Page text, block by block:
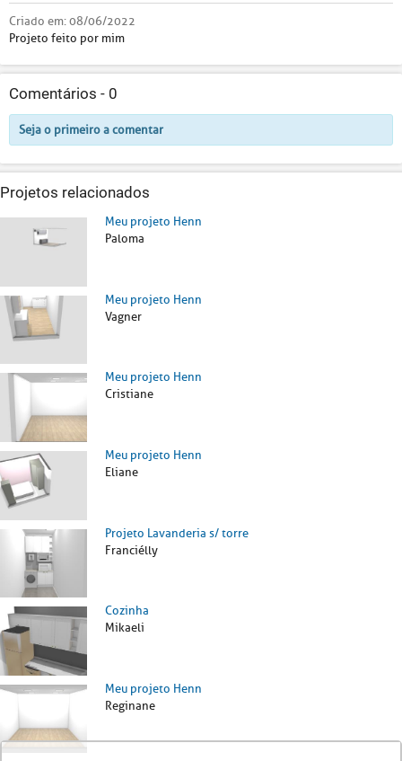
Criado em:08/06/2022
Projeto feito por mim
Comentários - 0
Seja o primeiro a comentar
Projetos relacionados
Meu projeto Henn
Paloma
Meu projeto Henn
Vagner
Meu projeto Henn
Cristiane
Meu projeto Henn
Eliane
Projeto Lavanderia s/ torre
Franciélly
Cozinha
Mikaeli
Meu projeto Henn
Reginane